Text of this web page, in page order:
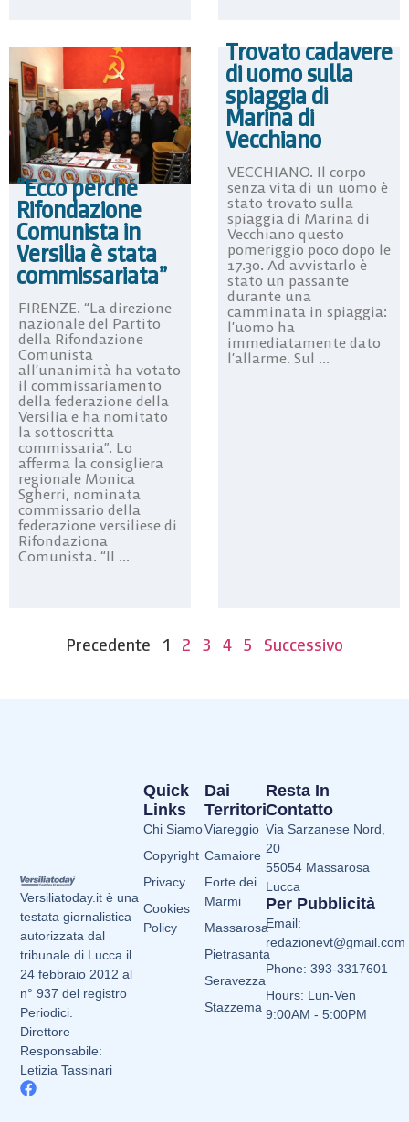
“Ecco perché
Rifondazione
Comunista in
Versilia è stata
commissariata”
FIRENZE. “La direzione
nazionale del Partito
della Rifondazione
Comunista
all’unanimità ha votato
il commissariamento
della federazione della
Versilia e ha nomitato
la sottoscritta
commissaria”. Lo
afferma la consigliera
regionale Monica
Sgherri, nominata
commissario della
federazione versiliese di
Rifondaziona
Comunista. “Il ...
Trovato cadavere
di uomo sulla
spiaggia di
Marina di
Vecchiano
VECCHIANO. Il corpo
senza vita di un uomo è
stato trovato sulla
spiaggia di Marina di
Vecchiano questo
pomeriggio poco dopo le
17.30. Ad avvistarlo è
stato un passante
durante una
camminata in spiaggia:
l’uomo ha
immediatamente dato
l’allarme. Sul ...
Precedente 1 2 3 4 5 Successivo
Versiliatoday.it è una
testata giornalistica
autorizzata dal
tribunale di Lucca il
24 febbraio 2012 al
n° 937 del registro
Periodici.
Direttore
Responsabile:
Letizia Tassinari
Dai
Territori
Viareggio
Camaiore
Forte dei
Marmi
Massarosa
Pietrasanta
Seravezza
Stazzema
Quick
Links
Chi Siamo
Copyright
Privacy
Cookies
Policy
Resta In
Contatto
Via Sarzanese Nord,
20
55054 Massarosa
Lucca
Per Pubblicità
Email:
redazionevt@gmail.com
Phone: 393-3317601
Hours: Lun-Ven
9:00AM - 5:00PM